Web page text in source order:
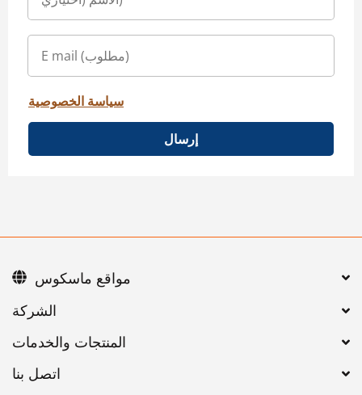
سياسة الخصوصية
إرسال
اتصل بنا
مواقع ماسكوس